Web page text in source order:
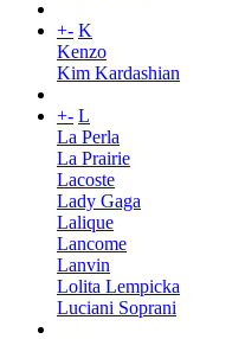
+- K
Kenzo
Kim Kardashian
+- L
La Perla
La Prairie
Lacoste
Lady Gaga
Lalique
Lancome
Lanvin
Lolita Lempicka
Luciani Soprani